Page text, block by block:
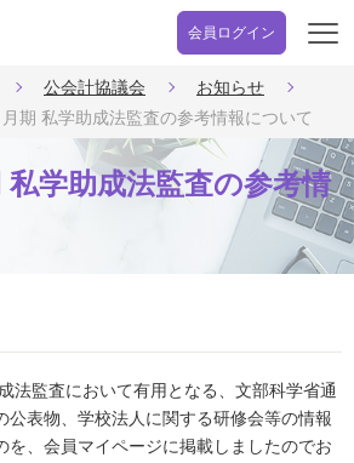
会員ログイン
開
公会計協議会
お知らせ
期 私学助成法監査の参考情報について
私学助成法監査の参考情
法監査において有用となる、文部科学省通
公表物、学校法人に関する研修会等の情報
を、会員マイページに掲載しましたのでお